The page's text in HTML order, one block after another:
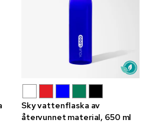
Sky vattenflaska av
återvunnet material, 650 ml